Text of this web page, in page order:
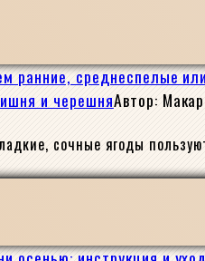
ранние, среднеспелые
и черешняАвтор:
сочные ягоды